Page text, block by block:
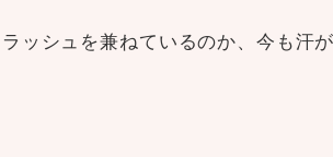
ッシュを兼ねているのか、今も汗